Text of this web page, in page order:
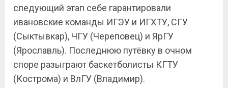
следующий этап себе гарантировали
ивановские команды ИГЭУ и ИГХТУ, СГУ
(Сыктывкар), ЧГУ (Череповец) и ЯрГУ
(Ярославль). Последнюю путёвку в очном
споре разыграют баскетболисты КГТУ
(Кострома) и ВлГУ (Владимир).